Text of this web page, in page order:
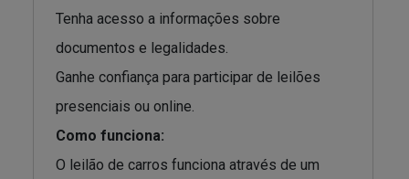
Tenha acesso a informações sobre
documentos e legalidades.
Ganhe confiança para participar de leilões
presenciais ou online.
Como funciona:
O leilão de carros funciona através de um